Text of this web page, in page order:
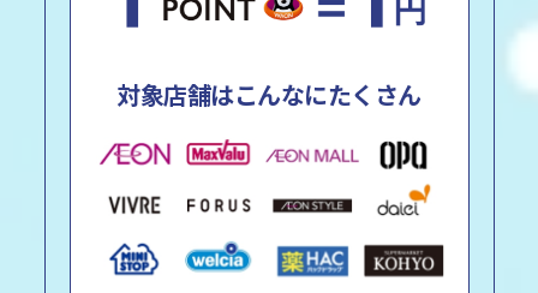
対象店舗はこんなにたくさん